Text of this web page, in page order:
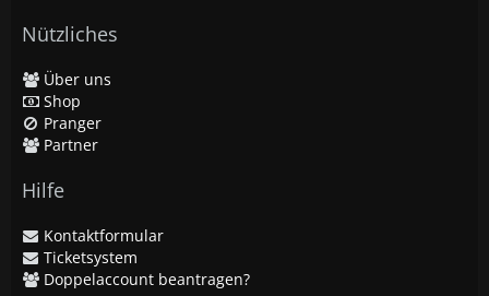
Nützliches
Über uns
Shop
Pranger
Partner
Hilfe
Kontaktformular
Ticketsystem
Doppelaccount beantragen?